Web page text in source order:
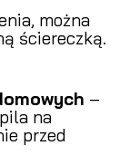
można
ściereczką.
–
na
przed